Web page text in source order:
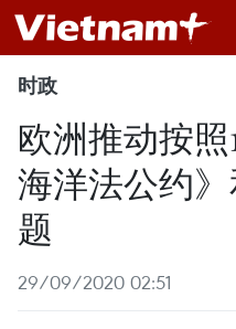
时政
欧洲推动按
海洋法公约
题
29/09/2020 02:51